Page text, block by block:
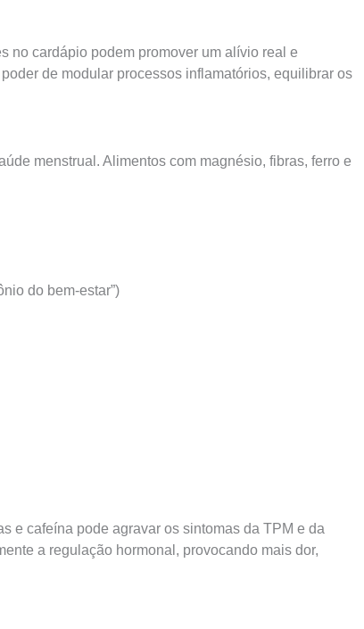
no cardápio podem promover um alívio real e
de modular processos inflamatórios, equilibrar os
menstrual. Alimentos com magnésio, fibras, ferro e
do bem-estar”)
e cafeína pode agravar os sintomas da TPM e da
a regulação hormonal, provocando mais dor,